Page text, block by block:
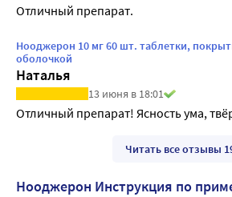
Отличный препарат.
Нооджерон 10 мг 60 шт. таблетки,
оболочкой
Наталья
13 июня в 18:01
Отличный препарат! Ясность ума,
Читать все отзывы
Нооджерон Инструкция по